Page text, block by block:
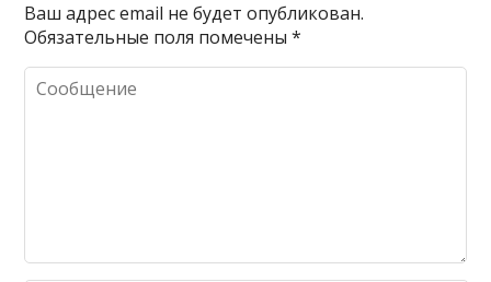
Ваш адрес email не будет опубликован.
Обязательные поля помечены*